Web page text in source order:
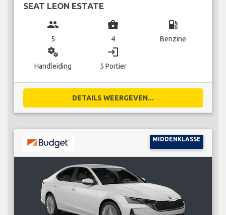
SEAT LEON ESTATE
group
5
business_center
4
local_gas_station
Benzine
miscellaneous_services
Handleiding
login
5 Portier
DETAILS WEERGEVEN...
MIDDENKLASSE